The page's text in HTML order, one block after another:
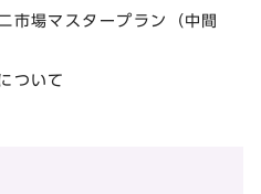
場マスタープラン（中間
ついて